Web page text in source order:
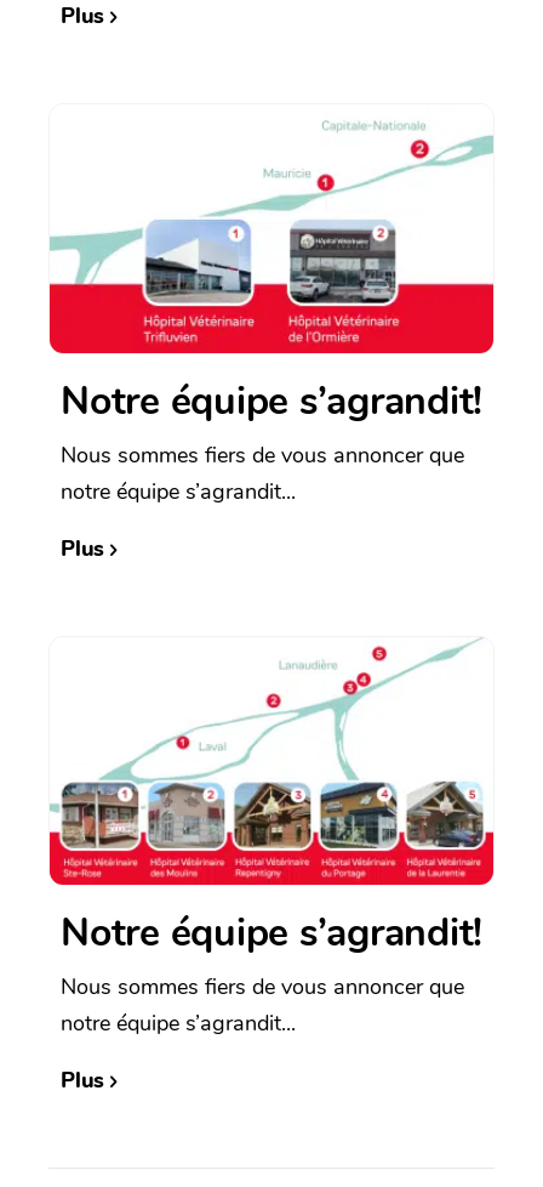
Plus
Notre équipe s’agrandit!
Nous sommes fiers de vous annoncer que
notre équipe s’agrandit...
Plus
Notre équipe s’agrandit!
Nous sommes fiers de vous annoncer que
notre équipe s’agrandit...
Plus